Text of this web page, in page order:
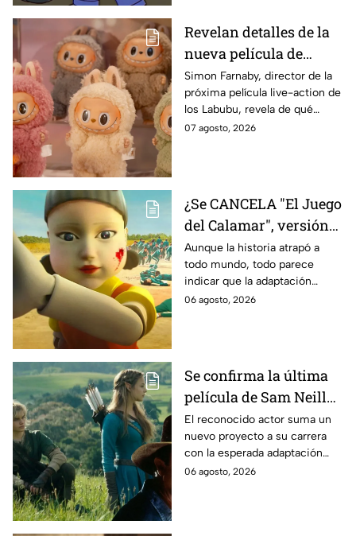
Revelan detalles de la
nueva película de
Labubu: de qué tratará
y cuándo se estrena
Simon Farnaby, director de la
próxima película live-action de
los Labubu, revela de qué
tratará la cinta. Aquí te
07 agosto, 2026
¿Se CANCELA "El Juego
del Calamar", versión
Estados Unidos? Esto
es lo que se sabe al
momento
Aunque la historia atrapó a
todo mundo, todo parece
indicar que la adaptación
podría ser cancelada:
06 agosto, 2026
Se confirma la última
película de Sam Neill
antes de morir: esto es
lo que se sabe hasta
ahora
El reconocido actor suma un
nuevo proyecto a su carrera
con la esperada adaptación
cinematográfica del popular
06 agosto, 2026